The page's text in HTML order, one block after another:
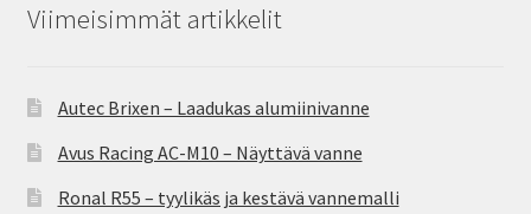
Viimeisimmät artikkelit
Autec Brixen – Laadukas alumiinivanne
Avus Racing AC-M10 – Näyttävä vanne
Ronal R55 – tyylikäs ja kestävä vannemalli